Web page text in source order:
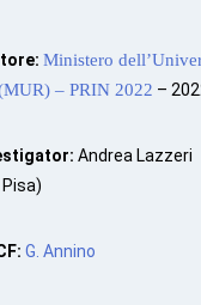
Ministero
– PRIN 2022 –
Andrea Lazzeri
G. Annino